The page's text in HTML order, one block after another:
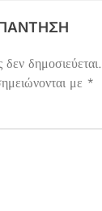
δημοσιεύεται.
με *